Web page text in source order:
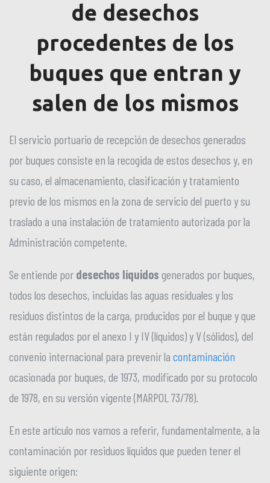
de desechos
procedentes de los
buques que entran y
salen de los mismos
El servicio portuario de recepción de desechos generados
por buques consiste en la recogida de estos desechos y, en
su caso, el almacenamiento, clasificación y tratamiento
previo de los mismos en la zona de servicio del puerto y su
traslado a una instalación de tratamiento autorizada por la
Administración competente.
Se entiende por desechos líquidos generados por buques,
todos los desechos, incluidas las aguas residuales y los
residuos distintos de la carga, producidos por el buque y que
están regulados por el anexo I y IV (líquidos) y V (sólidos), del
convenio internacional para prevenir la contaminación
ocasionada por buques, de 1973, modificado por su protocolo
de 1978, en su versión vigente (MARPOL 73/78).
En este artículo nos vamos a referir, fundamentalmente, a la
contaminación por residuos líquidos que pueden tener el
siguiente origen: